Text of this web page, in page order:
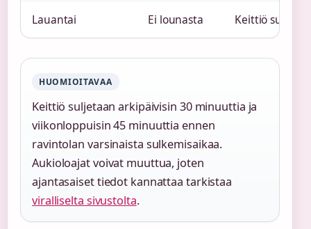
Lauantai Ei lounasta Keittiö
HUOMIOITAVAA
Keittiö suljetaan arkipäivisin 30 minuuttia ja
viikonloppuisin 45 minuuttia ennen
ravintolan varsinaista sulkemisaikaa.
Aukioloajat voivat muuttua, joten
ajantasaiset tiedot kannattaa tarkistaa
viralliselta sivustolta.